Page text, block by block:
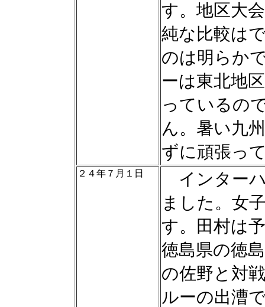
す。地区大
純な比較は
のは明らか
ーは東北地
っているの
ん。暑い九
ずに頑張っ
２４年７月１日
インター
ました。女
す。田村は
徳島県の徳
の佐野と対
ルーの出漕